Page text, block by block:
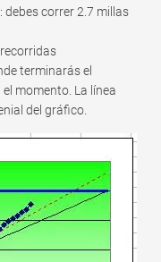
debes correr 2.7 millas
terminarás el
momento. La línea
del gráfico.